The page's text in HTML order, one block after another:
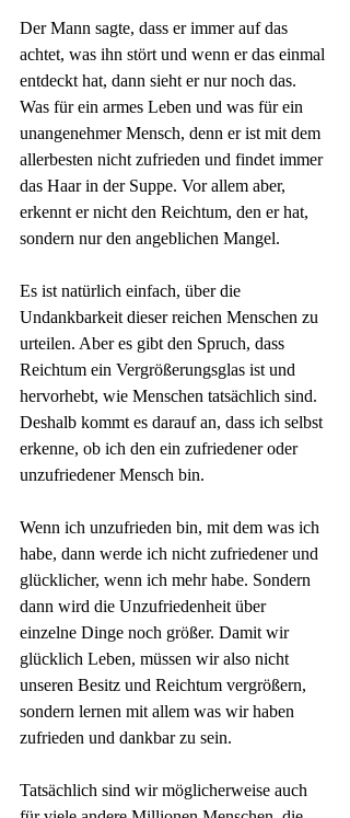
Der Mann sagte, dass er immer auf das
achtet, was ihn stört und wenn er das einmal
entdeckt hat, dann sieht er nur noch das.
Was für ein armes Leben und was für ein
unangenehmer Mensch, denn er ist mit dem
allerbesten nicht zufrieden und findet immer
das Haar in der Suppe. Vor allem aber,
erkennt er nicht den Reichtum, den er hat,
sondern nur den angeblichen Mangel.
Es ist natürlich einfach, über die
Undankbarkeit dieser reichen Menschen zu
urteilen. Aber es gibt den Spruch, dass
Reichtum ein Vergrößerungsglas ist und
hervorhebt, wie Menschen tatsächlich sind.
Deshalb kommt es darauf an, dass ich selbst
erkenne, ob ich den ein zufriedener oder
unzufriedener Mensch bin.
Wenn ich unzufrieden bin, mit dem was ich
habe, dann werde ich nicht zufriedener und
glücklicher, wenn ich mehr habe. Sondern
dann wird die Unzufriedenheit über
einzelne Dinge noch größer. Damit wir
glücklich Leben, müssen wir also nicht
unseren Besitz und Reichtum vergrößern,
sondern lernen mit allem was wir haben
zufrieden und dankbar zu sein.
Tatsächlich sind wir möglicherweise auch